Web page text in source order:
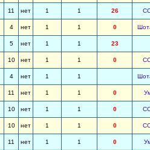
11 нет 1 1 26
4 нет 1 1 0
5 нет 1 1 23
10 нет 1 1 0
4 нет 1 1
11 нет 1 1 0
10 нет 1 1 0
10 нет 1 1 0
11 нет 1 1 0